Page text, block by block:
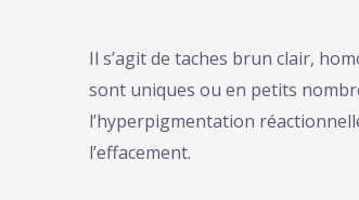
Il s’agit de taches brun clair,
sont uniques ou en petits
l’hyperpigmentation
l’effacement.